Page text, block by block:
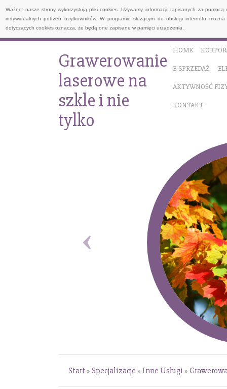
Ważne: nasze strony wykorzystują pliki cookies. Używamy informacji zapisanych za
indywidualnych potrzeb użytkowników. W programie służącym do obsługi internetu
dotyczących cookies oznacza, że będą one zapisane w pamięci urządzenia.
HOME
E-SPRZEDAŻ
AKTYWNOŚĆ
KONTAKT
Grawerowanie
laserowe na
szkle i nie
tylko
Start » Specjalizacje » Inne Usługi »